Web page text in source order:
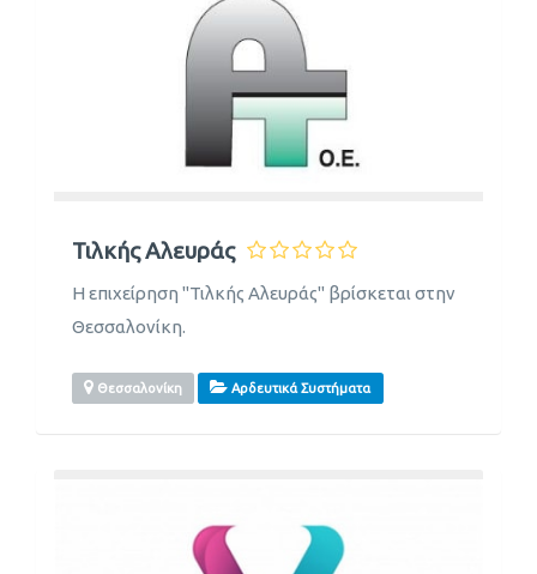
Τιλκής Αλευράς
Η επιχείρηση "Τιλκής Αλευράς" βρίσκεται στην
Θεσσαλονίκη.
Θεσσαλονίκη Αρδευτικά Συστήματα